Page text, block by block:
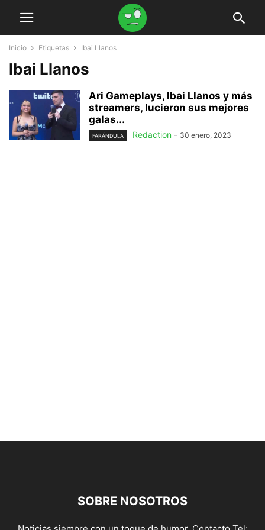
Inicio Etiquetas Ibai Llanos
Ibai Llanos
Ari Gameplays, Ibai Llanos y más
streamers, lucieron sus mejores
galas...
FARÁNDULA Redaction - 30 enero, 2023
SOBRE NOSOTROS